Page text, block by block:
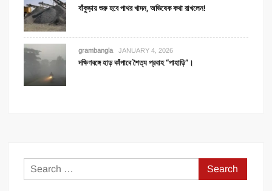
বাঁকুড়ায় শুরু হবে পাথর খাদন, অভিষেক কথা রাখলেন!
grambangla JANUARY 4, 2026
দক্ষিণবঙ্গে হাড় কাঁপাবে শৈত্য প্রবাহ “পাহাড়ি”।
Search
for: